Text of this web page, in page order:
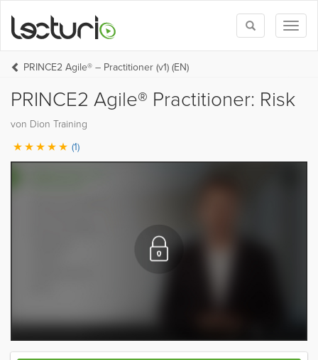
Toggle
search
PRINCE2 Agile® – Practitioner (v1) (EN)
PRINCE2 Agile® Practitioner: Risk
von Dion Training
(1)